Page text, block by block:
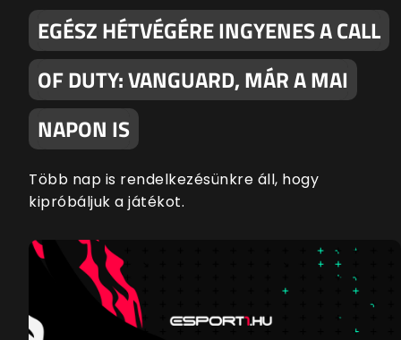
EGÉSZ HÉTVÉGÉRE INGYENES A CALL
OF DUTY: VANGUARD, MÁR A MAI
NAPON IS
Több nap is rendelkezésünkre áll, hogy
kipróbáljuk a játékot.